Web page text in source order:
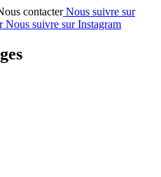
contacter Nous suivre sur
Nous suivre sur Instagram